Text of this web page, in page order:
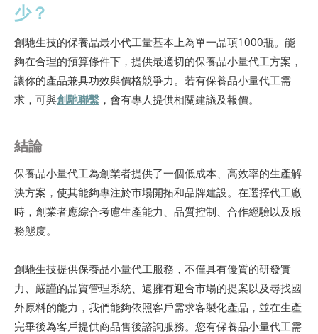
少？
創馳生技的保養品最小代工量基本上為單一品項1000瓶。能
夠在合理的預算條件下，提供最適切的保養品小量代工方案，
讓你的產品兼具功效與價格競爭力。若有保養品小量代工需
求，可與創馳聯繫 ，會有專人提供相關建議及報價。
結論
保養品小量代工為創業者提供了一個低成本、高效率的生產解
決方案，使其能夠專注於市場開拓和品牌建設。在選擇代工廠
時，創業者應綜合考慮生產能力、品質控制、合作經驗以及服
務態度。
創馳生技提供保養品小量代工服務，不僅具有優質的研發實
力、嚴謹的品質管理系統、還擁有迎合市場的提案以及尋找國
外原料的能力，我們能夠依照客戶需求客製化產品，並在生產
完畢後為客戶提供商品售後諮詢服務。您有保養品小量代工需